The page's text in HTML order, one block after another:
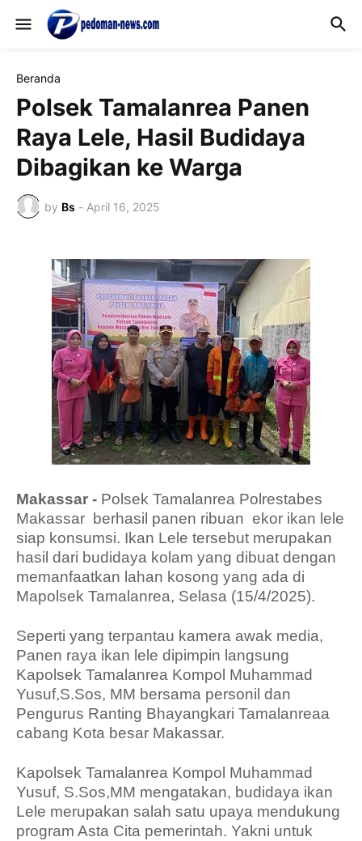
Beranda
Polsek Tamalanrea Panen
Raya Lele, Hasil Budidaya
Dibagikan ke Warga
by Bs - April 16, 2025
Makassar - Polsek Tamalanrea Polrestabes
Makassar berhasil panen ribuan ekor ikan lele
siap konsumsi. Ikan Lele tersebut merupakan
hasil dari budidaya kolam yang dibuat dengan
memanfaatkan lahan kosong yang ada di
Mapolsek Tamalanrea, Selasa (15/4/2025).
Seperti yang terpantau kamera awak media,
Panen raya ikan lele dipimpin langsung
Kapolsek Tamalanrea Kompol Muhammad
Yusuf,S.Sos, MM bersama personil dan
Pengurus Ranting Bhayangkari Tamalanreaa
cabang Kota besar Makassar.
Kapolsek Tamalanrea Kompol Muhammad
Yusuf, S.Sos,MM mengatakan, budidaya ikan
Lele merupakan salah satu upaya mendukung
program Asta Cita pemerintah. Yakni untuk